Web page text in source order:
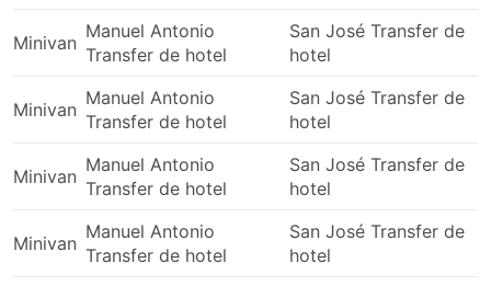
mochilas, você poderá ser solicitado a comprar
uma passagem separada para sua bagagem, o
Nem todas as vans funcionam dentro do prazo.
Em certas rotas, as vans só partem quando estão
cheias. Verifique com seu operador antes de
comprar sua passagem, caso contrário, você
pode acabar esperando muito mais tempo do que
o previsto até que a van fique cheia.
Se houver mais motoristas imprudentes de
Minivan
Manuel Antonio
Transfer de hotel
San José Transfer de
hotel
Minivan
Manuel Antonio
Transfer de hotel
San José Transfer de
hotel
Minivan
Manuel Antonio
Transfer de hotel
San José Transfer de
hotel
Minivan
Manuel Antonio
Transfer de hotel
San José Transfer de
hotel